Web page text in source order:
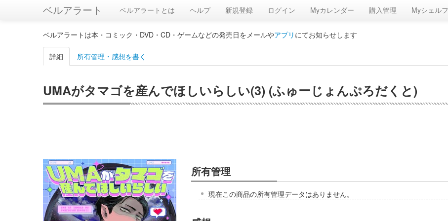
ベルアラート ベルアラートとは ヘルプ 新規登録 ログイン Myカレンダー 購入管理 Myシェルフ
ベルアラートは本・コミック・DVD・CD・ゲームなどの発売日をメールやアプリ にてお知らせします
詳細 所有管理・感想を書く
UMAがタマゴを産んでほしいらしい(3) (ふゅーじょんぷろだくと)
所有管理
現在この商品の所有管理データはありません。